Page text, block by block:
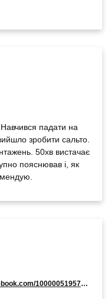
падати на
зробити сальто.
50хв вистачає
пояснював і, як
https://www.facebook.com/100000519578945